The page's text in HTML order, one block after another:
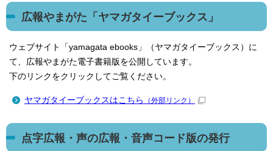
広報やまがた「ヤマガタイーブックス」
ウェブサイト「yamagata ebooks」（ヤマガタイーブックス）に
て、広報やまがた電子書籍版を公開しています。
下のリンクをクリックしてご覧ください。
ヤマガタイーブックスはこちら （外部リンク）
点字広報・声の広報・音声コード版の発行